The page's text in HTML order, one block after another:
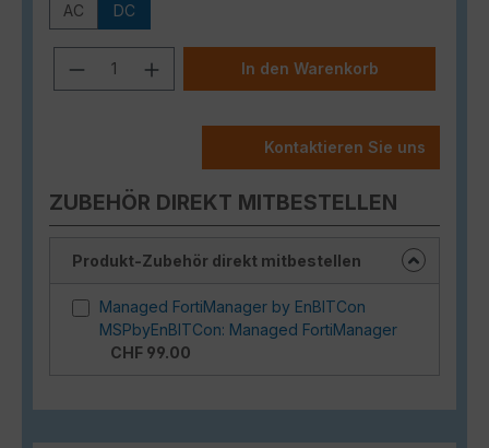
AC DC
Produkt Anzahl: Gib den
In den Warenkorb
Kontaktieren Sie uns
ZUBEHÖR DIREKT MITBESTELLEN
Produkt-Zubehör direkt mitbestellen
Managed FortiManager by EnBITCon
MSPbyEnBITCon: Managed FortiManager
CHF 99.00